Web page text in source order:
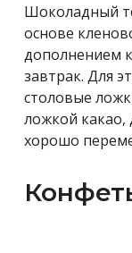
Шоколадный
основе
дополнением
завтрак. Для
столовые
ложкой
хорошо